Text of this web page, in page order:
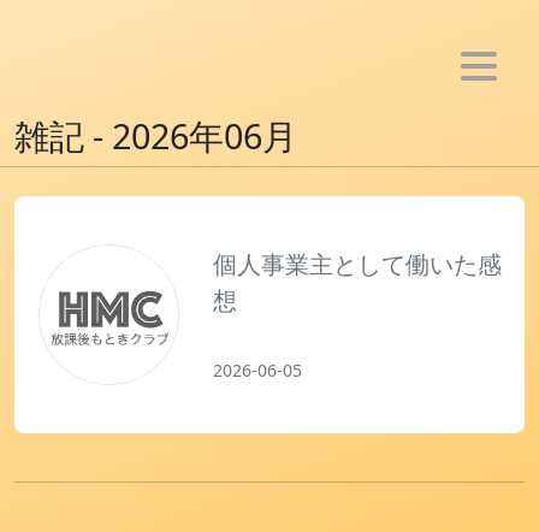
お知らせ
活動
- アプリ制作
- Youtube活動
- ブログ活動
雑記 - 2026年06月
個人事業主として働いた感
想
2026-06-05